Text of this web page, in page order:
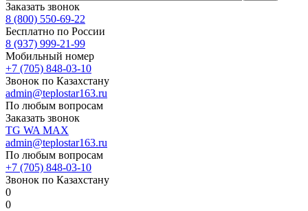
Заказать звонок
8 (800) 550-69-22
Бесплатно по России
8 (937) 999-21-99
Мобильный номер
+7 (705) 848-03-10
Звонок по Казахстану
admin@teplostar163.ru
По любым вопросам
Заказать звонок
TG WA MAX
admin@teplostar163.ru
По любым вопросам
+7 (705) 848-03-10
Звонок по Казахстану
0
0